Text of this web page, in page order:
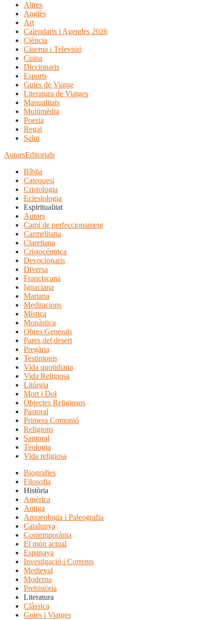
Altres
Anglès
Art
Calendaris i Agendes 2026
Ciència
Cinema i Televisió
Cuina
Diccionaris
Esports
Guies de Viatge
Literatura de Viatges
Manualitats
Multimèdia
Poesia
Regal
Salut
AutorsEditorials
Bíblia
Catequesi
Cristologia
Eclesiologia
Espiritualitat
Autors
Camí de perfeccionament
Carmelitana
Claretiana
Cristocéntrica
Devocionaris
Diversa
Franciscana
Ignaciana
Mariana
Meditacions
Mística
Monàstica
Obres Generals
Pares del desert
Pregària
Testimonis
Vida quotidiana
Vida Religiosa
Litúrgia
Mort i Dol
Objectes Religiosos
Pastoral
Primera Comunió
Religions
Santoral
Teologia
Vida religiosa
Biografies
Filosofia
Història
Amèrica
Antiga
Arqueologia i Paleografia
Catalunya
Contemporània
El món actual
Espanaya
Investigació i Corrents
Medieval
Moderna
Prehistòria
Literatura
Clàssica
Guies i Viatges